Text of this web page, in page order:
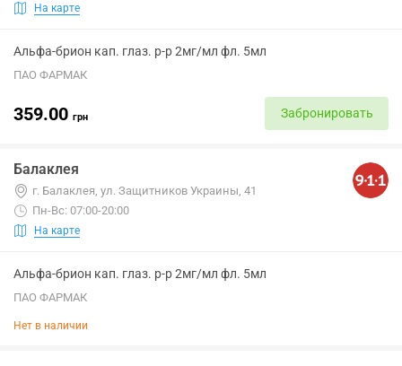
На карте
Альфа-брион кап. глаз. р-р 2мг/мл фл. 5мл
ПАО ФАРМАК
359.00 грн Забронировать
Балаклея
г. Балаклея, ул. Защитников Украины, 41
Пн-Вс: 07:00-20:00
На карте
Альфа-брион кап. глаз. р-р 2мг/мл фл. 5мл
ПАО ФАРМАК
Нет в наличии